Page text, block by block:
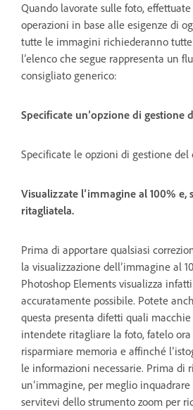
Quando lavorate sulle foto,
operazioni in base alle esigenze di
tutte le immagini richiederanno
l’elenco che segue rappresenta un
consigliato generico:
Specificate un’opzione di gestione
Specificate le opzioni di gestione del
Visualizzate l’immagine al 100% e,
ritagliatela.
Prima di apportare qualsiasi
la visualizzazione dell’immagine al
Photoshop Elements visualizza
accuratamente possibile. Potete
questa presenta difetti quali
intendete ritagliare la foto, fatelo
risparmiare memoria e affinché
le informazioni necessarie. Prima di
un’immagine, per meglio inquadrare
servitevi dello strumento zoom per